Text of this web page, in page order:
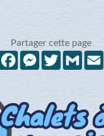
Partager cette page
FacebookMessenger
TwitterGmail